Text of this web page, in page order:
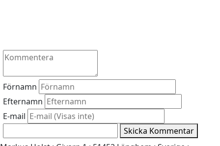
Förnamn
Efternamn
E-mail
Skicka Kommentar